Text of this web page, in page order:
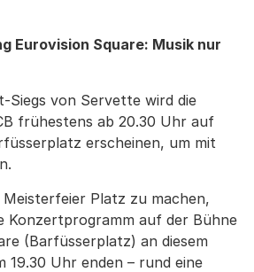
Eurovision Square: Musik nur
Siegs von Servette wird die
frühestens ab 20.30 Uhr auf
erscheinen, um mit
Platz zu machen,
Konzertprogramm auf der Bühne
(Barfüsserplatz) an diesem
19.30 Uhr enden – rund eine